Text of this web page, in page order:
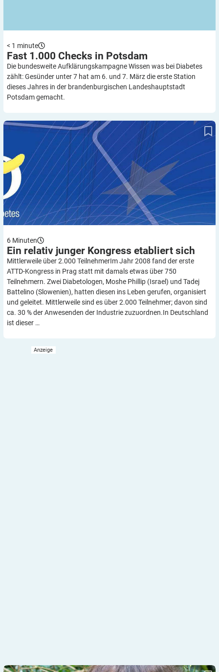
< 1 minute
Fast 1.000 Checks in Potsdam
Die bundesweite Aufklärungskampagne Wissen was bei Diabetes
zählt: Gesünder unter 7 hat am 6. und 7. März die erste Station
dieses Jahres in der brandenburgischen Landeshauptstadt
Potsdam gemacht.
Ein relativ junger Kongress etabliert sich
6 Minuten
Ein relativ junger Kongress etabliert sich
Mittlerweile über 2.000 TeilnehmerIm Jahr 2008 fand der erste
ATTD-Kongress in Prag statt mit damals etwas über 750
Teilnehmern. Zwei Diabetologen, Moshe Phillip (Israel) und Tadej
Battelino (Slowenien), hatten diesen ins Leben gerufen, organisiert
und geleitet. Mittlerweile sind es über 2.000 Teilnehmer; davon sind
ca. 30 % der Anwesenden der Industrie zuzuordnen.In Deutschland
ist dieser …
Technologien: Was so passieren kann…